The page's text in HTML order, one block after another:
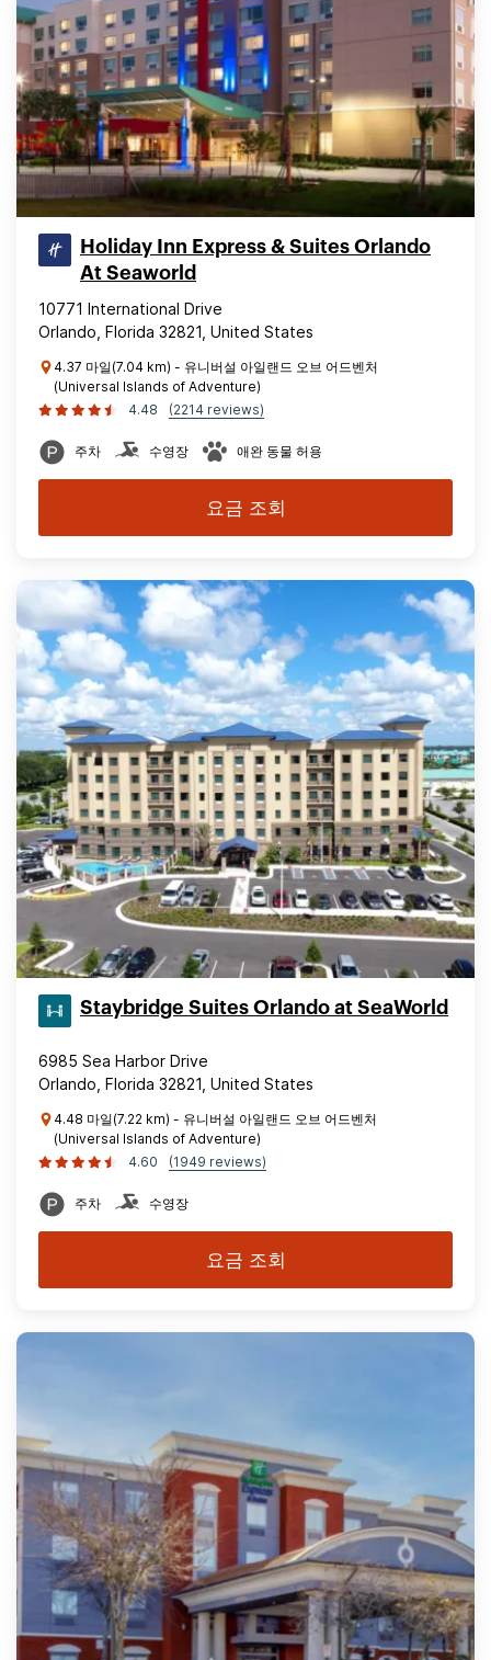
Holiday Inn Express & Suites Orlando
At Seaworld
10771 International Drive
Orlando, Florida 32821, United States
4.37 마일(7.04 km) - 유니버설 아일랜드 오브 어드벤처
(Universal Islands of Adventure)
4.48
(2214 reviews)
주차 수영장 애완 동물 허용
요금 조회
Staybridge Suites Orlando at SeaWorld
6985 Sea Harbor Drive
Orlando, Florida 32821, United States
4.48 마일(7.22 km) - 유니버설 아일랜드 오브 어드벤처
(Universal Islands of Adventure)
4.60
(1949 reviews)
주차 수영장
요금 조회